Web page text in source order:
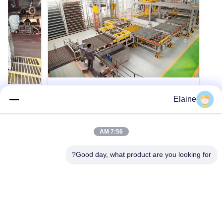
نظام تفريغ تحميل الطوب الأوتوماتيكي
نظام تحميل وتفريغ الطوب التلقائي المخصص لخط
الطوب مصمم خصيصا لعمليات إعداد وإطلاق النار
كسارة
Elaine
7:56 AM
Good day, what product are you looking for?